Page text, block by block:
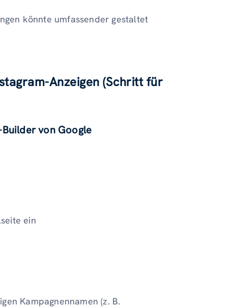
könnte umfassender gestaltet
Anzeigen (Schritt für
von Google
ein
Kampagnennamen (z. B.